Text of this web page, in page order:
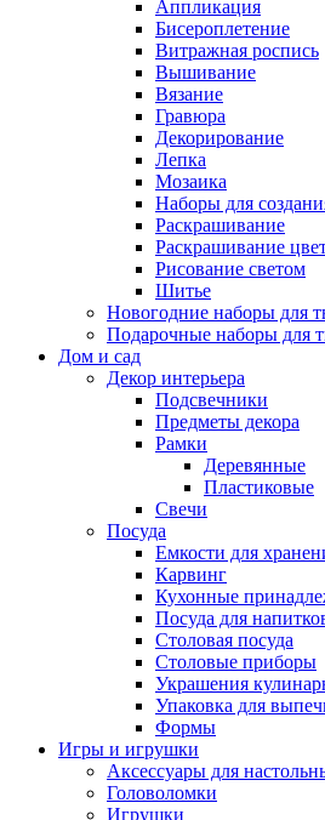
Аппликация
Бисероплетение
Витражная роспись
Вышивание
Вязание
Гравюра
Декорирование
Лепка
Мозаика
Наборы для
Раскрашивание
Раскрашивание
Рисование светом
Шитье
Новогодние наборы для
Подарочные наборы для
Дом и сад
Декор интерьера
Подсвечники
Предметы декора
Рамки
Деревянные
Пластиковые
Свечи
Посуда
Емкости для
Карвинг
Кухонные
Посуда для
Столовая посуда
Столовые приборы
Украшения
Упаковка для
Формы
Игры и игрушки
Аксессуары для
Головоломки
Игрушки